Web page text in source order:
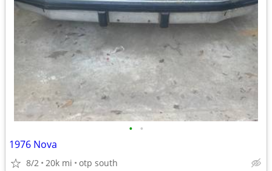
• •
1976 Nova
8/2 20k mi otp south